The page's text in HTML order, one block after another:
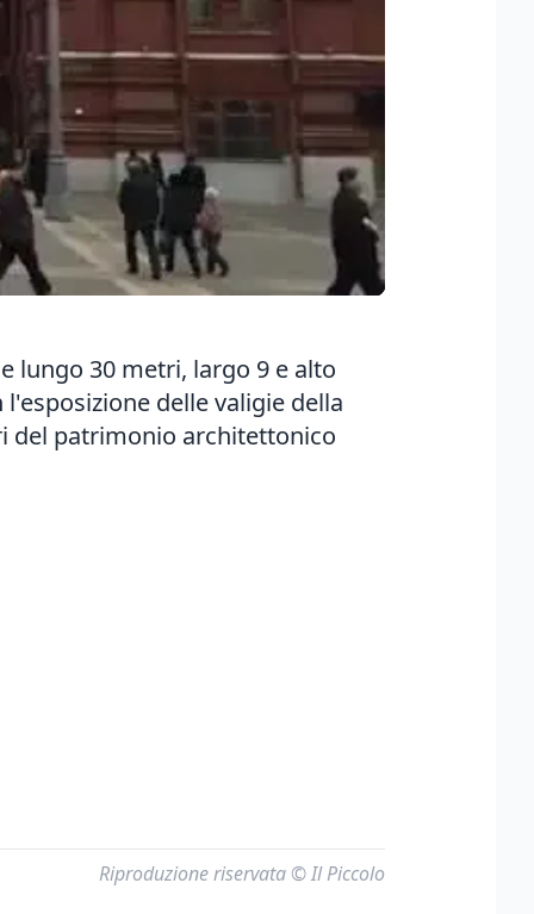
lungo 30 metri, largo 9 e alto
delle valigie della
del patrimonio architettonico
Riproduzione riservata © Il Piccolo